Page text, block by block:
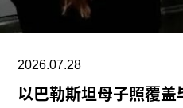
（Halprin-Lathrop
（Dance Workshop of
2026.07.28
以巴勒斯坦母子照覆